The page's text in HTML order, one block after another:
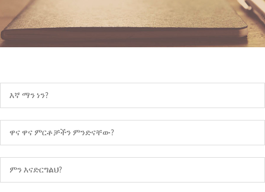
እኛ ማን ነን?
ዋና ዋና ምርቶቻችን ምንድናቸው?
ምን እናድርግልህ?